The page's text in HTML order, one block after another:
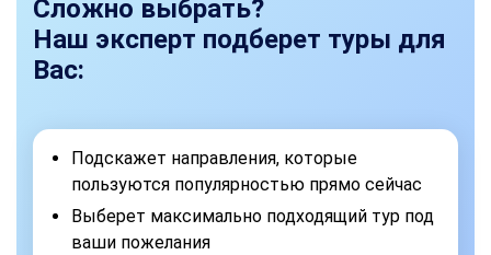
Сложно выбрать?
Наш эксперт подберет туры для
Вас:
Подскажет направления, которые
пользуются популярностью прямо сейчас
Выберет максимально подходящий тур под
ваши пожелания